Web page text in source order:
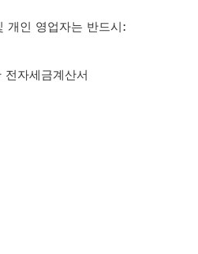
개인 영업자는 반드시:
자세금계산서